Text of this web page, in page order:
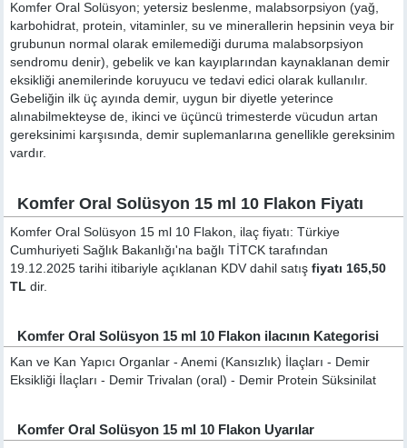
Komfer Oral Solüsyon; yetersiz beslenme, malabsorpsiyon (yağ,
karbohidrat, protein, vitaminler, su ve minerallerin hepsinin veya bir
grubunun normal olarak emilemediği duruma malabsorpsiyon
sendromu denir), gebelik ve kan kayıplarından kaynaklanan demir
eksikliği anemilerinde koruyucu ve tedavi edici olarak kullanılır.
Gebeliğin ilk üç ayında demir, uygun bir diyetle yeterince
alınabilmekteyse de, ikinci ve üçüncü trimesterde vücudun artan
gereksinimi karşısında, demir suplemanlarına genellikle gereksinim
vardır.
Komfer Oral Solüsyon 15 ml 10 Flakon Fiyatı
Komfer Oral Solüsyon 15 ml 10 Flakon, ilaç fiyatı: Türkiye
Cumhuriyeti Sağlık Bakanlığı'na bağlı TİTCK tarafından
19.12.2025 tarihi itibariyle açıklanan KDV dahil satışfiyatı 165,50
TL dir.
Komfer Oral Solüsyon 15 ml 10 Flakon ilacının Kategorisi
Kan ve Kan Yapıcı Organlar - Anemi (Kansızlık) İlaçları - Demir
Eksikliği İlaçları - Demir Trivalan (oral) - Demir Protein Süksinilat
Komfer Oral Solüsyon 15 ml 10 Flakon Uyarılar